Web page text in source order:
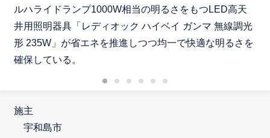
ルハライドランプ1000W相当の明るさをもつLED高天
井用照明器具「レディオック ハイベイ ガンマ 無線調光
形 235W」が省エネを推進しつつ均一で快適な明るさを
確保している。
施主
宇和島市